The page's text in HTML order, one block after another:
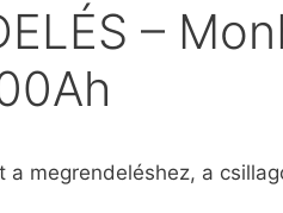
–
a megrendeléshez, a